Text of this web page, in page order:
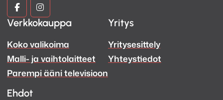
Kuva
ja
Ääni
Facebook
Kuva
ja
Ääni
Instagram
Verkkokauppa
Koko valikoima
Malli- ja vaihtolaitteet
Parempi ääni televisioon
Yritys
Yritysesittely
Yhteystiedot
Ehdot